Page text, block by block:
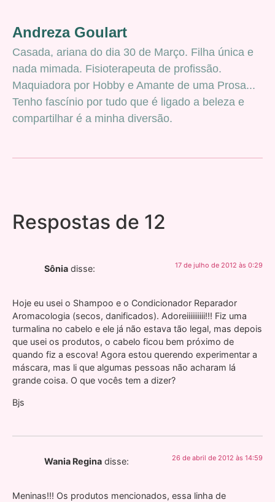
Andreza Goulart
Casada, ariana do dia 30 de Março. Filha única e
nada mimada. Fisioterapeuta de profissão.
Maquiadora por Hobby e Amante de uma Prosa...
Tenho fascínio por tudo que é ligado a beleza e
compartilhar é a minha diversão.
Respostas de 12
Sônia disse: 17 de julho de 2012 às 0:29
Hoje eu usei o Shampoo e o Condicionador Reparador
Aromacologia (secos, danificados). Adoreiiiiiiiiii!!! Fiz uma
turmalina no cabelo e ele já não estava tão legal, mas depois
que usei os produtos, o cabelo ficou bem próximo de
quando fiz a escova! Agora estou querendo experimentar a
máscara, mas li que algumas pessoas não acharam lá
grande coisa. O que vocês tem a dizer?
Bjs
Wania Regina disse: 26 de abril de 2012 às 14:59
Meninas!!! Os produtos mencionados, essa linha de